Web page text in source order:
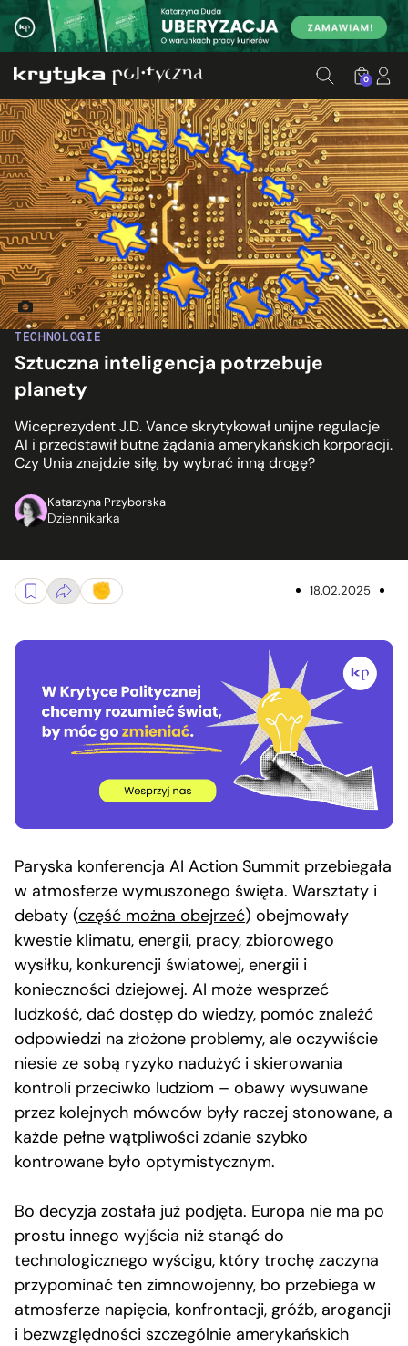
0
TECHNOLOGIE
Sztuczna inteligencja potrzebuje
planety
Wiceprezydent J.D. Vance skrytykował unijne regulacje
AI i przedstawił butne żądania amerykańskich korporacji.
Czy Unia znajdzie siłę, by wybrać inną drogę?
Katarzyna Przyborska
Dziennikarka
Fot. Manuel/Unsplash, ed. KP
18.02.2025
Paryska konferencja AI Action Summit przebiegała
w atmosferze wymuszonego święta. Warsztaty i
debaty (część można obejrzeć) obejmowały
kwestie klimatu, energii, pracy, zbiorowego
wysiłku, konkurencji światowej, energii i
konieczności dziejowej. AI może wesprzeć
ludzkość, dać dostęp do wiedzy, pomóc znaleźć
odpowiedzi na złożone problemy, ale oczywiście
niesie ze sobą ryzyko nadużyć i skierowania
kontroli przeciwko ludziom – obawy wysuwane
przez kolejnych mówców były raczej stonowane, a
każde pełne wątpliwości zdanie szybko
kontrowane było optymistycznym.
Bo decyzja została już podjęta. Europa nie ma po
prostu innego wyjścia niż stanąć do
technologicznego wyścigu, który trochę zaczyna
przypominać ten zimnowojenny, bo przebiega w
atmosferze napięcia, konfrontacji, gróźb, arogancji
i bezwzględności szczególnie amerykańskich